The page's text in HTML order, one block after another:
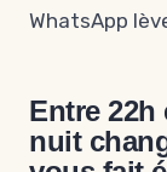
WhatsApp
Entre 22h
nuit